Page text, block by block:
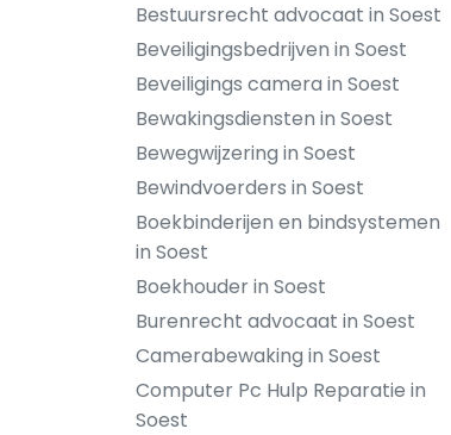
Bestuursrecht advocaat in Soest
Beveiligingsbedrijven in Soest
Beveiligings camera in Soest
Bewakingsdiensten in Soest
Bewegwijzering in Soest
Bewindvoerders in Soest
Boekbinderijen en bindsystemen
in Soest
Boekhouder in Soest
Burenrecht advocaat in Soest
Camerabewaking in Soest
Computer Pc Hulp Reparatie in
Soest